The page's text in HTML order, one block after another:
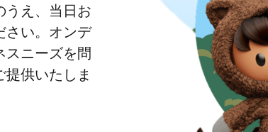
うえ、当日お
さい。オンデ
スニーズを問
供いたしま